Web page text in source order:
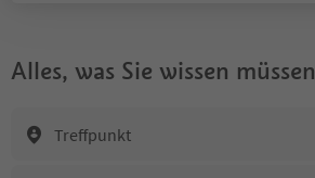
Alles, was Sie wissen müssen
Treffpunkt